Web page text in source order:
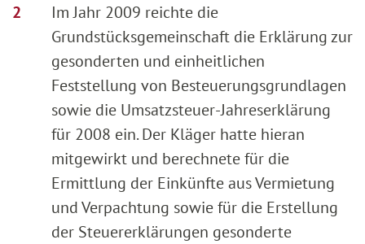
Im Jahr 2009 reichte die
Grundstücksgemeinschaft die Erklärung zur
gesonderten und einheitlichen
Feststellung von Besteuerungsgrundlagen
sowie die Umsatzsteuer-Jahreserklärung
für 2008 ein. Der Kläger hatte hieran
mitgewirkt und berechnete für die
Ermittlung der Einkünfte aus Vermietung
und Verpachtung sowie für die Erstellung
der Steuererklärungen gesonderte